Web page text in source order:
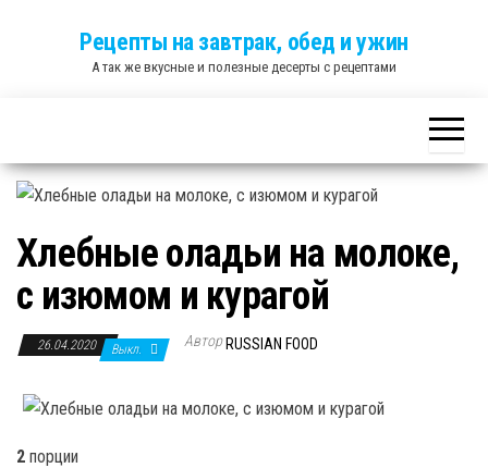
Рецепты на завтрак, обед и ужин
А так же вкусные и полезные десерты с рецептами
Хлебные оладьи на молоке,
с изюмом и курагой
26.04.2020 Выкл. Автор RUSSIAN FOOD
2 порции